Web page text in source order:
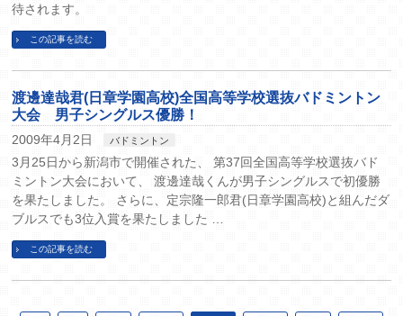
待されます。
この記事を読む
渡邊達哉君(日章学園高校)全国高等学校選抜バドミントン
大会 男子シングルス優勝！
2009年4月2日 バドミントン
3月25日から新潟市で開催された、 第37回全国高等学校選抜バド
ミントン大会において、 渡邊達哉くんが男子シングルスで初優勝
を果たしました。 さらに、定宗隆一郎君(日章学園高校)と組んだダ
ブルスでも3位入賞を果たしました …
この記事を読む